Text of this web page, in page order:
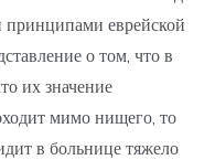
принципами еврейской
о том, что в
их значение
мимо нищего, то
в больнице тяжело